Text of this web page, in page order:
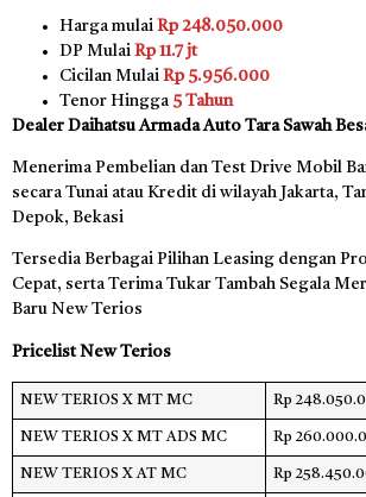
Harga mulai Rp 248.050.000
DP Mulai Rp 11.7 jt
Cicilan Mulai Rp 5.956.000
Tenor Hingga 5 Tahun
Dealer Daihatsu Armada Auto Tara Sawah
Menerima Pembelian dan Test Drive Mobil
secara Tunai atau Kredit di wilayah Jakarta,
Depok, Bekasi
Tersedia Berbagai Pilihan Leasing dengan
Cepat, serta Terima Tukar Tambah Segala
Baru New Terios
Pricelist New Terios
NEW TERIOS X MT MC Rp
NEW TERIOS X MT ADS MC Rp
NEW TERIOS X AT MC Rp